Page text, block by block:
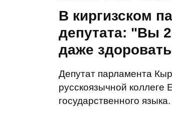
В киргизском
депутата: "Вы
даже
Депутат парламента
русскоязычной коллеге
государственного языка.